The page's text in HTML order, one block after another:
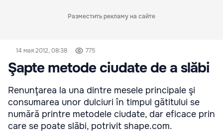
Разместить рекламу на сайте
14 мая 2012, 08:38 775
Şapte metode ciudate de a slăbi
Renunţarea la una dintre mesele principale şi
consumarea unor dulciuri în timpul gătitului se
numără printre metodele ciudate, dar eficace prin
care se poate slăbi, potrivit shape.com.